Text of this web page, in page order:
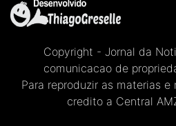
Copyright - Jornal da
comunicacao de
Para reproduzir as materias e
credito a Central